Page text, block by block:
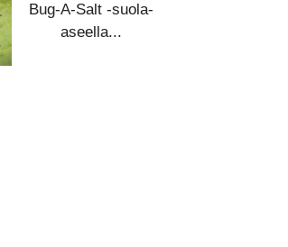
Bug-A-Salt -suola-
aseella...